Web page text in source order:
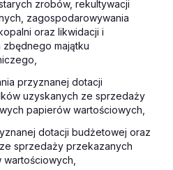
zrobów, rekultywacji
zagospodarowywania
oraz likwidacji i
majątku
przyznanej dotacji
uzyskanych ze sprzedaży
papierów wartościowych,
dotacji budżetowej oraz
sprzedaży przekazanych